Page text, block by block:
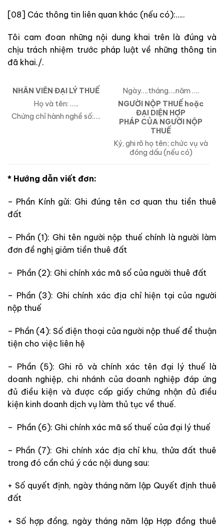
[08] Các thông tin liên quan khác (nếu có):…..
Tôi cam đoan những nội dung khai trên là đúng và
chịu trách nhiệm trước pháp luật về những thông tin
đã khai./.
NHÂN VIÊN ĐẠI LÝ THUẾ
Họ và tên: …..
Chứng chỉ hành nghề số:….
Ngày….tháng….năm ….
NGƯỜI NỘP THUẾ hoặc
ĐẠI DIỆN HỢP
PHÁP CỦA NGƯỜI NỘP
THUẾ
Ký, ghi rõ họ tên; chức vụ và
đóng dấu (nếu có)
* Hướng dẫn viết đơn:
– Phần Kính gửi: Ghi đúng tên cơ quan thu tiền thuê
đất
– Phần (1): Ghi tên người nộp thuế chính là người làm
đơn đề nghị giảm tiền thuê đất
– Phần (2): Ghi chính xác mã số của người thuê đất
– Phần (3): Ghi chính xác địa chỉ hiện tại của người
nộp thuế
– Phần (4): Số điện thoại của người nộp thuế để thuận
tiện cho việc liên hệ
– Phần (5): Ghi rõ và chính xác tên đại lý thuế là
doanh nghiệp, chi nhánh của doanh nghiệp đáp ứng
đủ điều kiện và được cấp giấy chứng nhận đủ điều
kiện kinh doanh dịch vụ làm thủ tục về thuế.
– Phần (6): Ghi chính xác mã số thuế của đại lý thuế
– Phần (7): Ghi chính xác địa chỉ khu, thửa đất thuê
trong đó cần chú ý các nội dung sau:
+ Số quyết định, ngày tháng năm lập Quyết định thuê
đất
+ Số hợp đồng, ngày tháng năm lập Hợp đồng thuê